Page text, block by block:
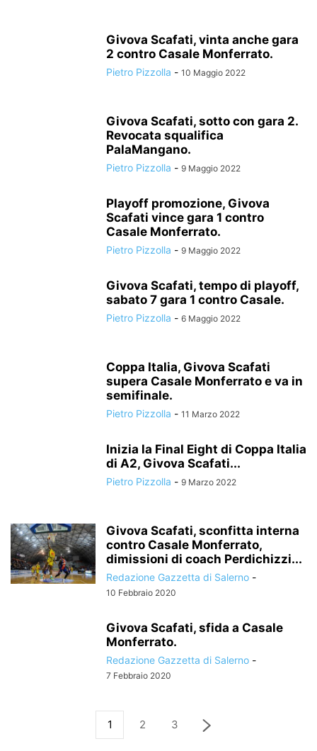
Givova Scafati, vinta anche gara
2 contro Casale Monferrato.
Pietro Pizzolla - 10 Maggio 2022
Givova Scafati, sotto con gara 2.
Revocata squalifica
PalaMangano.
Pietro Pizzolla - 9 Maggio 2022
Playoff promozione, Givova
Scafati vince gara 1 contro
Casale Monferrato.
Pietro Pizzolla - 9 Maggio 2022
Givova Scafati, tempo di playoff,
sabato 7 gara 1 contro Casale.
Pietro Pizzolla - 6 Maggio 2022
Coppa Italia, Givova Scafati
supera Casale Monferrato e va in
semifinale.
Pietro Pizzolla - 11 Marzo 2022
Inizia la Final Eight di Coppa Italia
di A2, Givova Scafati...
Pietro Pizzolla - 9 Marzo 2022
Givova Scafati, sconfitta interna
contro Casale Monferrato,
dimissioni di coach Perdichizzi...
Redazione Gazzetta di Salerno -
10 Febbraio 2020
Givova Scafati, sfida a Casale
Monferrato.
Redazione Gazzetta di Salerno -
7 Febbraio 2020
1 2 3